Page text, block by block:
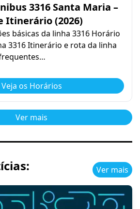
3316 Santa Maria –
Itinerário (2026)
básicas da linha 3316 Horário
3316 Itinerário e rota da linha
Veja os Horários
Ver mais
Ver mais